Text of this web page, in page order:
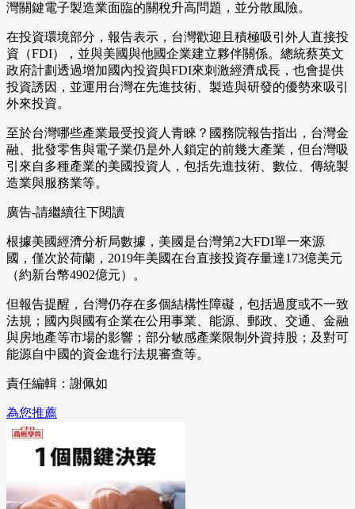
灣關鍵電子製造業面臨的關稅升高問題，並分散風險。
在投資環境部分，報告表示，台灣歡迎且積極吸引外人直接投
資（FDI），並與美國與他國企業建立夥伴關係。總統蔡英文
政府計劃透過增加國內投資與FDI來刺激經濟成長，也會提供
投資誘因，並運用台灣在先進技術、製造與研發的優勢來吸引
外來投資。
至於台灣哪些產業最受投資人青睞？國務院報告指出，台灣金
融、批發零售與電子業仍是外人鎖定的前幾大產業，但台灣吸
引來自多種產業的美國投資人，包括先進技術、數位、傳統製
造業與服務業等。
廣告-請繼續往下閱讀
根據美國經濟分析局數據，美國是台灣第2大FDI單一來源
國，僅次於荷蘭，2019年美國在台直接投資存量達173億美元
（約新台幣4902億元）。
但報告提醒，台灣仍存在多個結構性障礙，包括過度或不一致
法規；國內與國有企業在公用事業、能源、郵政、交通、金融
與房地產等市場的影響；部分敏感產業限制外資持股；及對可
能源自中國的資金進行法規審查等。
責任編輯：謝佩如
為您推薦